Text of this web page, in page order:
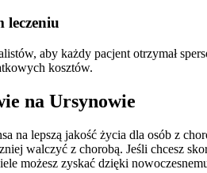
leczeniu
aby każdy pacjent otrzymał
kosztów.
na Ursynowie
na lepszą jakość życia dla osób z
walczyć z chorobą. Jeśli chcesz
możesz zyskać dzięki